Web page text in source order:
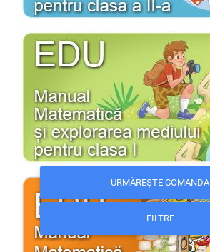
URMĂREȘTE COMANDA
FILTRE